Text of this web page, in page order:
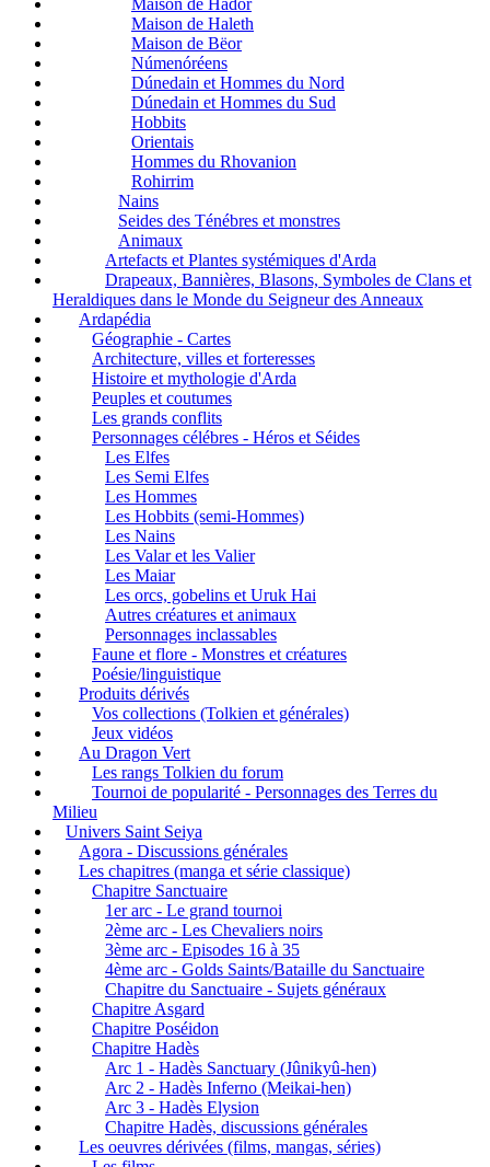
Maison de Haleth
Maison de Bëor
Númenóréens
Dúnedain et Hommes du Nord
Dúnedain et Hommes du Sud
Hobbits
Orientais
Hommes du Rhovanion
Rohirrim
Nains
Seides des Ténébres et monstres
Animaux
Artefacts et Plantes systémiques d'Arda
Drapeaux, Bannières, Blasons, Symboles de Clans et
Heraldiques dans le Monde du Seigneur des Anneaux
Ardapédia
Géographie - Cartes
Architecture, villes et forteresses
Histoire et mythologie d'Arda
Peuples et coutumes
Les grands conflits
Personnages célébres - Héros et Séides
Les Elfes
Les Semi Elfes
Les Hommes
Les Hobbits (semi-Hommes)
Les Nains
Les Valar et les Valier
Les Maiar
Les orcs, gobelins et Uruk Hai
Autres créatures et animaux
Personnages inclassables
Faune et flore - Monstres et créatures
Poésie/linguistique
Produits dérivés
Vos collections (Tolkien et générales)
Jeux vidéos
Au Dragon Vert
Les rangs Tolkien du forum
Tournoi de popularité - Personnages des Terres du
Milieu
Univers Saint Seiya
Agora - Discussions générales
Les chapitres (manga et série classique)
Chapitre Sanctuaire
1er arc - Le grand tournoi
2ème arc - Les Chevaliers noirs
3ème arc - Episodes 16 à 35
4ème arc - Golds Saints/Bataille du Sanctuaire
Chapitre du Sanctuaire - Sujets généraux
Chapitre Asgard
Chapitre Poséidon
Chapitre Hadès
Arc 1 - Hadès Sanctuary (Jûnikyû-hen)
Arc 2 - Hadès Inferno (Meikai-hen)
Arc 3 - Hadès Elysion
Chapitre Hadès, discussions générales
Les oeuvres dérivées (films, mangas, séries)